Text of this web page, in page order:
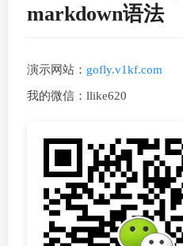
markdown语法
演示网站： gofly.v1kf.com
我的微信：llike620